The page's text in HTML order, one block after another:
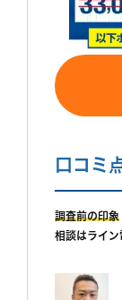
口コミ
調査前の印象
相談はライン
に親身にな
己肯定感が低
っと自信を